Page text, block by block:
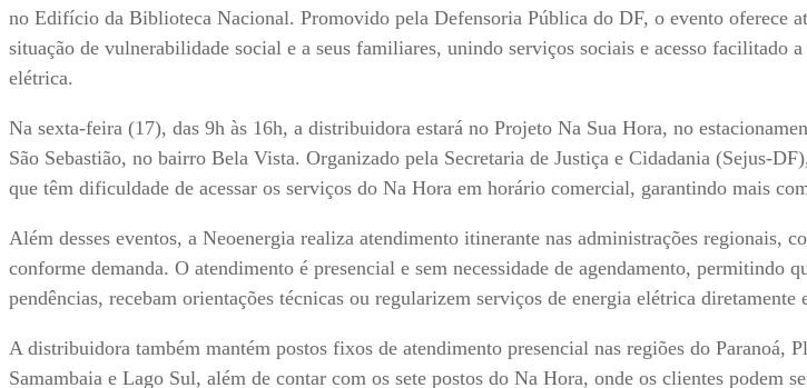
no Edifício da Biblioteca Nacional. Promovido pela Defensoria Pública do DF, o evento oferece
situação de vulnerabilidade social e a seus familiares, unindo serviços sociais e acesso facilitado a
elétrica.
Na sexta-feira (17), das 9h às 16h, a distribuidora estará no Projeto Na Sua Hora, no
São Sebastião, no bairro Bela Vista. Organizado pela Secretaria de Justiça e Cidadania (Sejus-
que têm dificuldade de acessar os serviços do Na Hora em horário comercial, garantindo mais
Além desses eventos, a Neoenergia realiza atendimento itinerante nas administrações regionais,
conforme demanda. O atendimento é presencial e sem necessidade de agendamento, permitindo
pendências, recebam orientações técnicas ou regularizem serviços de energia elétrica diretamente
A distribuidora também mantém postos fixos de atendimento presencial nas regiões do Paranoá,
Samambaia e Lago Sul, além de contar com os sete postos do Na Hora, onde os clientes podem